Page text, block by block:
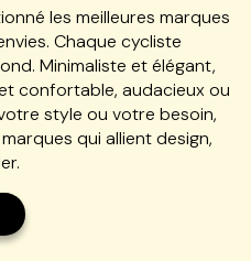
les meilleures marques
Chaque cycliste
Minimaliste et élégant,
confortable, audacieux ou
style ou votre besoin,
qui allient design,